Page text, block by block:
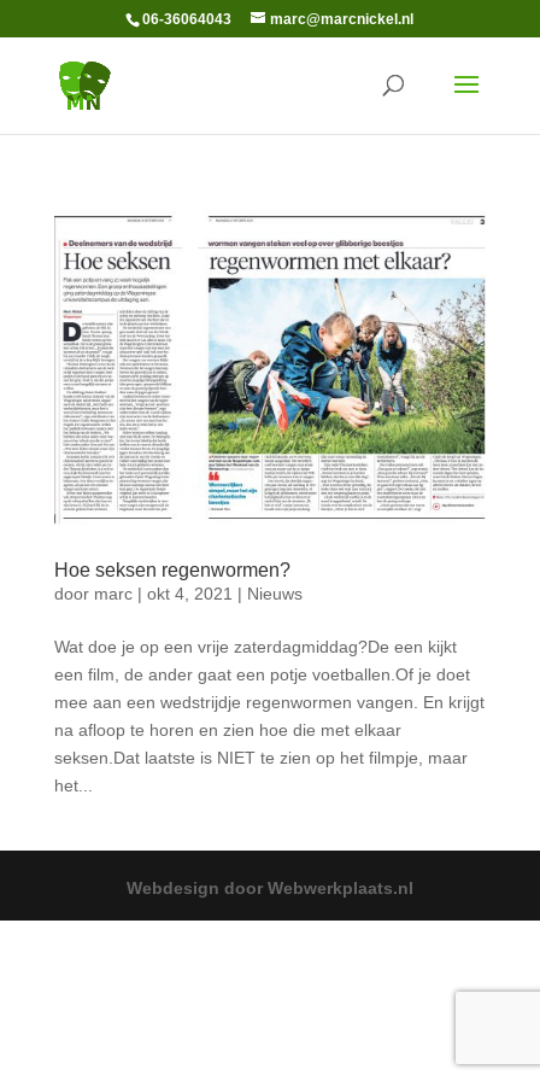
06-36064043 marc@marcnickel.nl
Hoe seksen regenwormen?
door marc| okt 4, 2021 | Nieuws
Wat doe je op een vrije zaterdagmiddag?De een kijkt
een film, de ander gaat een potje voetballen.Of je doet
mee aan een wedstrijdje regenwormen vangen. En krijgt
na afloop te horen en zien hoe die met elkaar
seksen.Dat laatste is NIET te zien op het filmpje, maar
het...
Webdesign door Webwerkplaats.nl